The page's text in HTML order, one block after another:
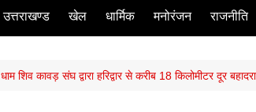
उत्तराखण्ड खेल धार्मिक मनोरंजन राजनीति
शिव कावड़ संघ द्वारा हरिद्वार से करीब 18 किलोमीटर दूर